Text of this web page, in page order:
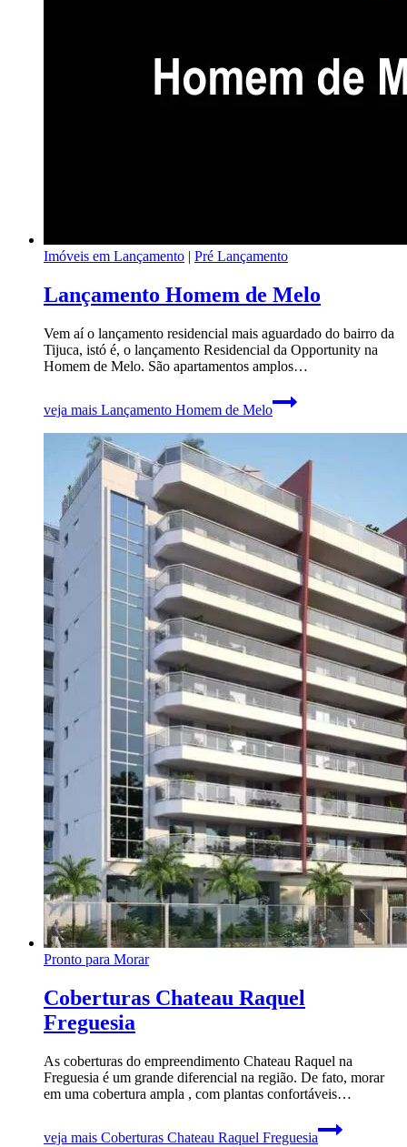
Imóveis em Lançamento | Pré Lançamento
Lançamento Homem de Melo
Vem aí o lançamento residencial mais aguardado do bairro da
Tijuca, istó é, o lançamento Residencial da Opportunity na
Homem de Melo. São apartamentos amplos…
veja mais Lançamento Homem de Melo
Pronto para Morar
Coberturas Chateau Raquel
Freguesia
As coberturas do empreendimento Chateau Raquel na
Freguesia é um grande diferencial na região. De fato, morar
em uma cobertura ampla , com plantas confortáveis…
veja mais Coberturas Chateau Raquel Freguesia